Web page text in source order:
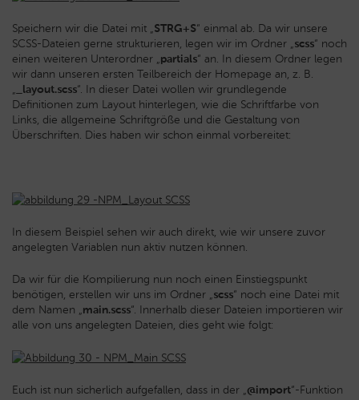
Speichern wir die Datei mit „STRG+S“ einmal ab. Da wir unsere
SCSS-Dateien gerne strukturieren, legen wir im Ordner „scss“ noch
einen weiteren Unterordner „partials“ an. In diesem Ordner legen
wir dann unseren ersten Teilbereich der Homepage an, z. B.
„ _layout.scss“. In dieser Datei wollen wir grundlegende
Definitionen zum Layout hinterlegen, wie die Schriftfarbe von
Links, die allgemeine Schriftgröße und die Gestaltung von
Überschriften. Dies haben wir schon einmal vorbereitet:
In diesem Beispiel sehen wir auch direkt, wie wir unsere zuvor
angelegten Variablen nun aktiv nutzen können.
Da wir für die Kompilierung nun noch einen Einstiegspunkt
benötigen, erstellen wir uns im Ordner „scss“ noch eine Datei mit
dem Namen „main.scss“. Innerhalb dieser Dateien importieren wir
alle von uns angelegten Dateien, dies geht wie folgt:
Euch ist nun sicherlich aufgefallen, dass in der „@import“-Funktion